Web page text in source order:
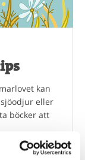
kan
eller
böcker att
Läs mer